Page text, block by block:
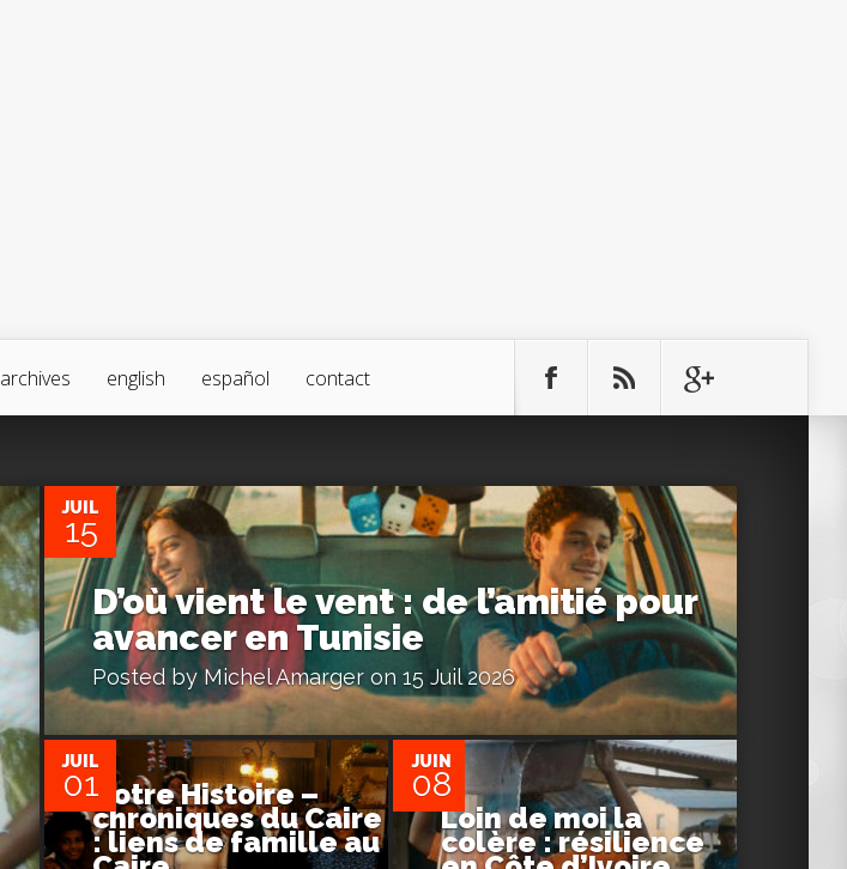
archives english español contact
JUIL
15
D’où vient le vent : de l’amitié pour
avancer en Tunisie
Posted byMichel Amarger on 15 Juil 2026
JUIL
01
0
Notre Histoire –
chroniques du Caire
: liens de famille au
JUIN
08
0
Loin de moi la
colère : résilience